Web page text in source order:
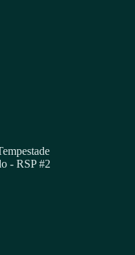
- RSP #2